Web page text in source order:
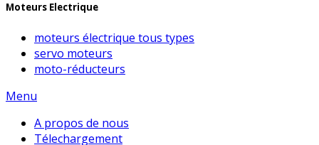
Moteurs Electrique
moteurs électrique tous types
servo moteurs
moto-réducteurs
Menu
A propos de nous
Télechargement